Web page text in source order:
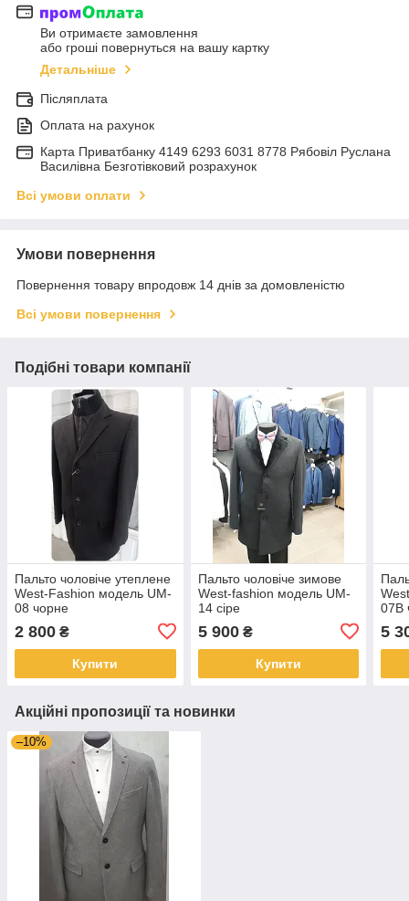
Ви отримаєте замовлення
або гроші повернуться на вашу картку
Детальніше
Післяплата
Оплата на рахунок
Карта Приватбанку 4149 6293 6031 8778 Рябовіл Руслана
Василівна Безготівковий розрахунок
Всі умови оплати
Умови повернення
Повернення товару впродовж 14 днів за домовленістю
Всі умови повернення
Подібні товари компанії
Пальто чоловіче утеплене
West-Fashion модель UM-
08 чорне
2 800 ₴
Купити
Пальто чоловіче зимове
West-fashion модель UM-
14 сіре
5 900₴
Купити
07B
5
Акційні пропозиції та новинки
–10%